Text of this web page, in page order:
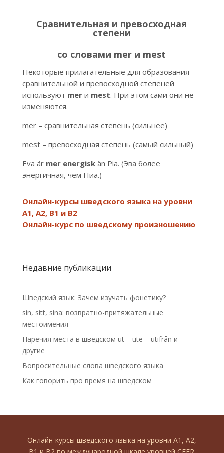
Сравнительная и превосходная
степени
со словами mer и mest
Некоторые прилагательные для образования
сравнительной и превосходной степеней
используют merи mest. При этом сами они не
изменяются.
mer – сравнительная степень (сильнее)
mest – превосходная степень (самый сильный)
Eva är mer energiskän Pia. (Эва более
энергичная, чем Пиа.)
Онлайн-курсы шведского языка на уровни
А1, А2, В1 и В2
Онлайн-курс по шведскому произношению
Недавние публикации
Шведский язык: Зачем изучать фонетику?
sin, sitt, sina: возвратно-притяжательные
местоимения
Наречия места в шведском ut – ute – utifrån и
другие
Вопросительные слова шведского языка
Как говорить про время на шведском
Онлайн-курсы шведского языка на уровни А1, А2,